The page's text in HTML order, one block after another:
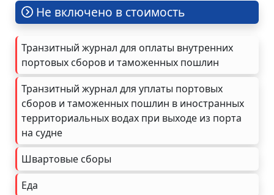
Не включено в стоимость
Транзитный журнал для оплаты внутренних
портовых сборов и таможенных пошлин
Транзитный журнал для уплаты портовых
сборов и таможенных пошлин в иностранных
территориальных водах при выходе из порта
на судне
Швартовые сборы
Еда